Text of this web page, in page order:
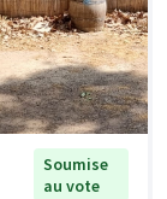
Soumise
au vote